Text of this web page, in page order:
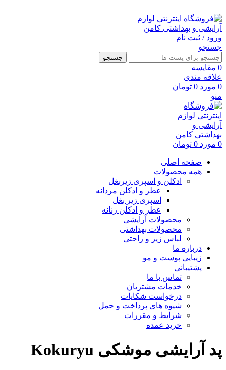
ورود / ثبت نام
جستجو
جستجو
0 مقايسه
علاقه مندی
0 مورد 0 تومان
منو
0 مورد 0 تومان
صفحه اصلی
همه محصولات
ادکلن و اسپری زیربغل
عطر و ادکلن مردانه
اسپری زیر بغل
عطر و ادکلن زنانه
محصولات آرایشی
محصولات بهداشتی
لباس زیر و راحتی
درباره ما
زیبایی پوست و مو
پشتیبانی
تماس با ما
خدمات مشتریان
درخواست شکایات
شیوه های پرداخت و حمل
شرایط و مقررات
خرید عمده
پد آرایشی موشکی Kokuryu